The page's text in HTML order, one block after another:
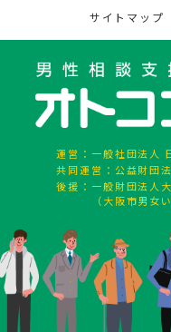
サイトマップ
運営： 一般社団法人
共同運営： 公益財団
後援： 一般財団法人
（大阪市男女